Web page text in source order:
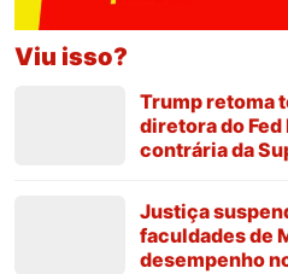
Viu isso?
Trump retoma
diretora do Fed
contrária da
Justiça
faculdades de
desempenho